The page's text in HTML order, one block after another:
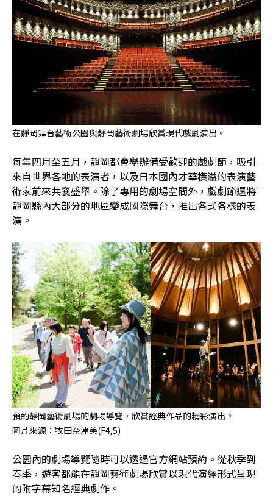
在靜岡舞台藝術公園與靜岡藝術劇場欣賞現代戲劇演出。
每年四月至五月，靜岡都會舉辦備受歡迎的戲劇節，吸引
來自世界各地的表演者，以及日本國內才華橫溢的表演藝
術家前來共襄盛舉。除了專用的劇場空間外，戲劇節還將
靜岡縣內大部分的地區變成國際舞台，推出各式各樣的表
演。
預約靜岡藝術劇場的劇場導覽，欣賞經典作品的精彩演出。
圖片來源：牧田奈津美(F4,5)
公園內的劇場導覽隨時可以透過官方網站預約。從秋季到
春季，遊客都能在靜岡藝術劇場欣賞以現代演繹形式呈現
的附字幕知名經典劇作。